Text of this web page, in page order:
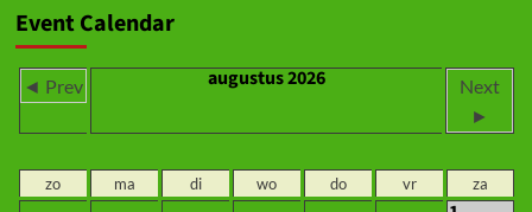
Event Calendar
◄ Prev augustus 2026
Next
►
zo ma di wo do vr za